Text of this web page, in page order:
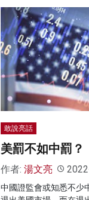
敢說亮話
美罰不如中罰？
作者: 湯文亮
中國證監會或知悉不少